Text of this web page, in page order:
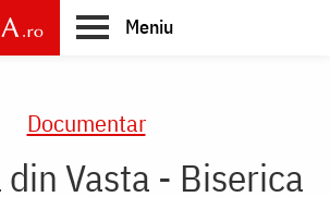
Meniu
Documentar
Vasta - Biserica